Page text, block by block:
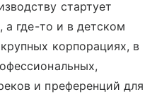
стартует
а где-то и в детском
корпорациях, в
и преференций для